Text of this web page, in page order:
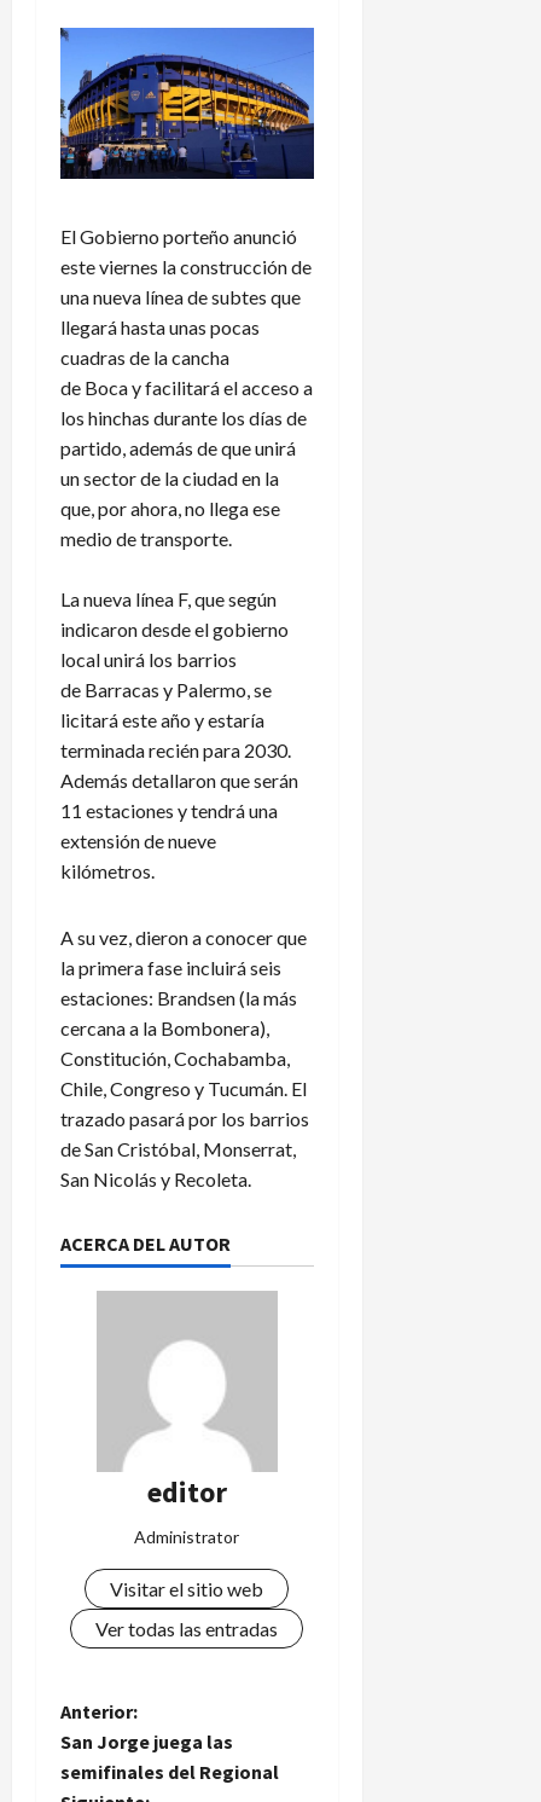
El Gobierno porteño anunció
este viernes la construcción de
una nueva línea de subtes que
llegará hasta unas pocas
cuadras de la cancha
de Boca y facilitará el acceso a
los hinchas durante los días de
partido, además de que unirá
un sector de la ciudad en la
que, por ahora, no llega ese
medio de transporte.
La nueva línea F, que según
indicaron desde el gobierno
local unirá los barrios
de Barracas y Palermo, se
licitará este año y estaría
terminada recién para 2030.
Además detallaron que serán
11 estaciones y tendrá una
extensión de nueve
kilómetros.
A su vez, dieron a conocer que
la primera fase incluirá seis
estaciones: Brandsen(la más
cercana a la Bombonera),
Constitución, Cochabamba,
Chile, Congreso y Tucumán. El
trazado pasará por los barrios
de San Cristóbal, Monserrat,
San Nicolás y Recoleta.
ACERCA DEL AUTOR
editor
Administrator
Visitar el sitio web
Ver todas las entradas
N
a
Anterior:
San Jorge juega las
semifinales del Regional